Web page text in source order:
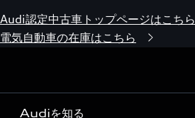
Audi認定中古車トップページはこちら
電気自動車の在庫はこちら
Audiを知る